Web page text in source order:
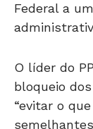
Federal a
O líder do
bloqueio
“evitar o